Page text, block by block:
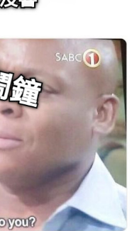
10 元
自定义